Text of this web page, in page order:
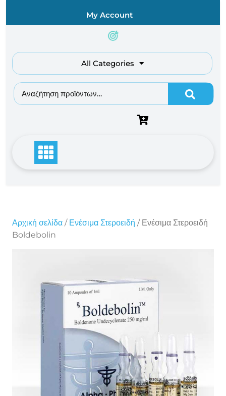
My Account
All Categories
Αναζήτηση για:
Αρχική σελίδα / Ενέσιμα Στεροειδή / Ενέσιμα Στεροειδή
Boldebolin